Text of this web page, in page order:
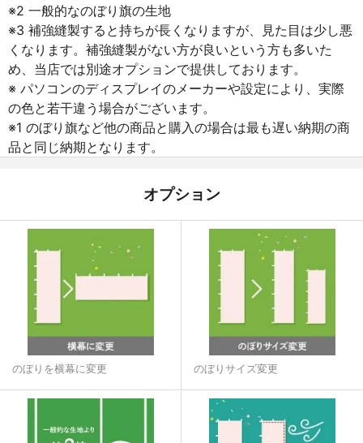
※2 一般的なのぼり旗の生地
※3 補強縫製すると持ちが長くなりますが、見た目は少し悪
くなります。補強縫製がない方が良いという方も多いた
め、当店では別途オプションで提供しております。
※ パソコンのディスプレイのメーカーや設定により、実際
の色と若干違う場合がございます。
※1 のぼり旗など他の商品と購入の場合は最も遅い納期の商
品と同じ納期となります。
オプション
のぼりを横幕に変更 のぼりサイズ変更